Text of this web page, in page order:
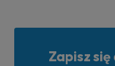
Zapisz